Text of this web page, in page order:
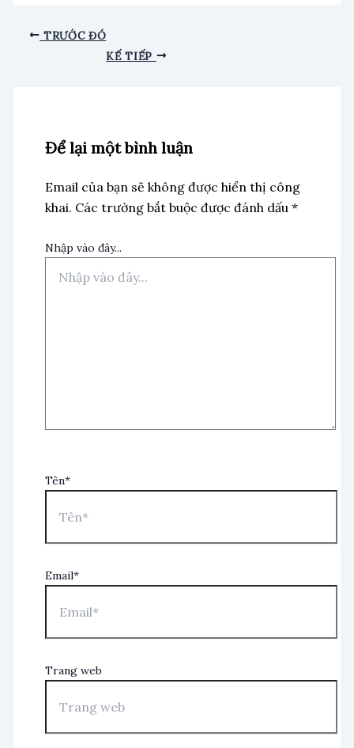
TRƯỚC ĐÓ
KẾ TIẾP
Để lại một bình luận
Email của bạn sẽ không được hiển thị công
khai. Các trường bắt buộc được đánh dấu *
Nhập vào đây...
Tên*
Email*
Trang web